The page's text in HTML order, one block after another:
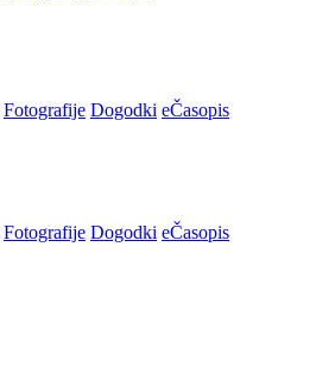
Fotografije Dogodki eČasopis
Fotografije Dogodki eČasopis